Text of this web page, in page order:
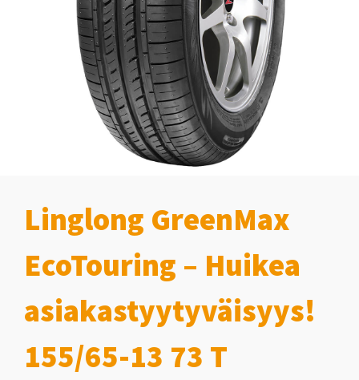
Linglong GreenMax
EcoTouring – Huikea
asiakastyytyväisyys!
155/65-13 73 T